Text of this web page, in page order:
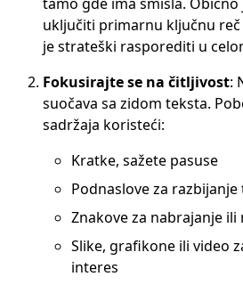
uključiti primarnu ključnu
je strateški rasporediti u
Fokusirajte se na čitljivost:
suočava sa zidom teksta.
sadržaja koristeći:
Kratke, sažete pasuse
Podnaslove za razbijanje
Znakove za nabrajanje
Slike, grafikone ili video
interes